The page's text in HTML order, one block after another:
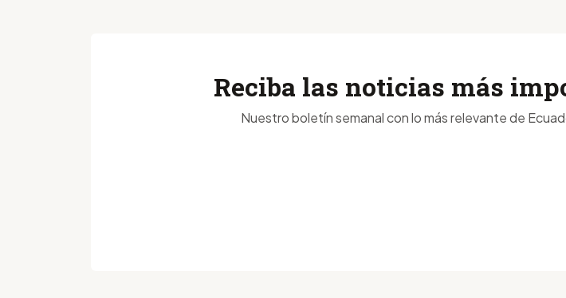
Reciba las noticias más
Nuestro boletín semanal con lo más relevante de